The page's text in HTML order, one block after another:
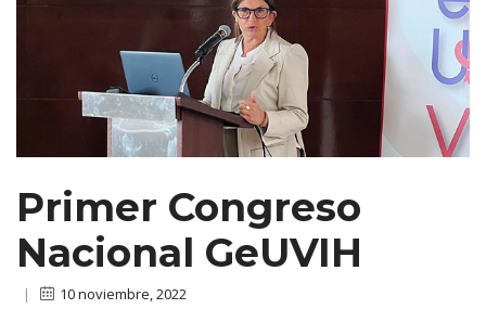
Primer Congreso
Nacional GeUVIH
| 10 noviembre, 2022